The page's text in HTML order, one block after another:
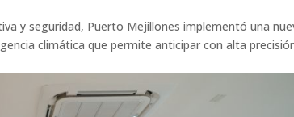
y seguridad, Puerto Mejillones implementó una
climática que permite anticipar con alta